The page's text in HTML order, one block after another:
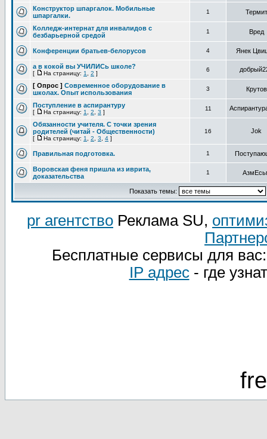
Конструктор шпаргалок. Мобильные
шпаргалки.
1 Термит
Колледж-интернат для инвалидов с
безбарьерной средой
1 Вред
Конференции братьев-белорусов 4 Янек
а в кокой вы УЧИЛИСь школе?
[ На страницу: 1 2 ]
6
[ Опрос ] Современное оборудование в
школах. Опыт использования
3 Крутов
Поступление в аспирантуру
[ На страницу: 1 2 3 ]
11
Обязанности учителя. С точки зрения
родителей (читай - Общественности)
[ На страницу: 1 2 3 4 ]
16 Jok
Правильная подготовка. 1
Воровская феня пришла из иврита,
доказательства
1
Показать темы:
pr агентство Реклама SU,
Бесплатные сервисы для
IP адрес- где